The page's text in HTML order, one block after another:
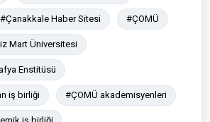
#Çanakkale Haber Sitesi #ÇOMÜ
Mart Üniversitesi
Enstitüsü
iş birliği #ÇOMÜ akademisyenleri
iş birliği